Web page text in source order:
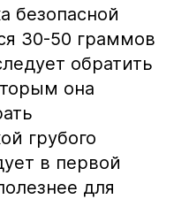
безопасной
30-50 граммов
обратить
она
грубого
в первой
для